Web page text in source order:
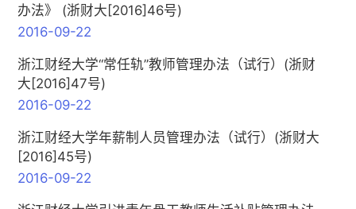
办法》 (浙财大[2016]46号)
2016-09-22
浙江财经大学“常任轨”教师管理办法（试行）(浙财
大[2016]47号)
2016-09-22
浙江财经大学年薪制人员管理办法（试行）(浙财大
[2016]45号)
2016-09-22